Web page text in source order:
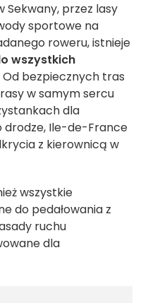
Sekwany, przez lasy
sportowe na
roweru, istnieje
wszystkich
Od bezpiecznych tras
w samym sercu
dla
drodze, Ile-de-France
z kierownicą w
wszystkie
do pedałowania z
ruchu
dla